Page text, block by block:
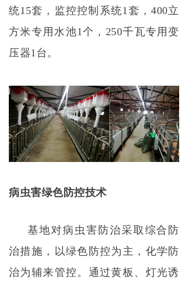
统15套，监控控制系统1套，400立
方米专用水池1个，250千瓦专用变
压器1台。
病虫害绿色防控技术
基地对病虫害防治采取综合防
治措施，以绿色防控为主，化学防
治为辅来管控。通过黄板、灯光诱